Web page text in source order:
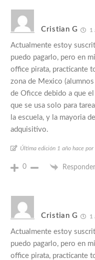
Cristian G 1
Actualmente estoy
puedo pagarlo, pero en
office pirata, practicante
zona de Mexico
de Oficce debido a que
que se usa solo para
la escuela, y la mayoria
adquisitivo.
Última edición 1 año hace
0 Responder
Cristian G 1
Actualmente estoy
puedo pagarlo, pero en
office pirata, practicante